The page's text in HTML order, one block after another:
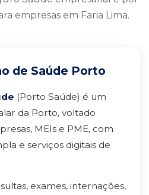
empresas em Faria Lima.
de Saúde Porto
(Porto Saúde) é um
da Porto, voltado
MEIs e PME, com
e serviços digitais de
exames, internações,